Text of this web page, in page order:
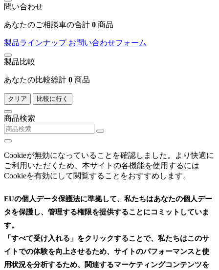
問い合わせ
あなたのご相談車の合計 0 商品
製品ラインナップ お問い合わせフォーム
製品比較
あなたの比較総計 0 商品
クリア 比較に行く
商品検索
Cookieが無効になっていることを確認しました。より快適に
ご利用いただくため、本サイトの各機能を使用するには
Cookieを有効にして閲覧することをおすすめします。
EUの個人データ保護法に準拠して、私たちはあなたの個人デー
タを保護し、管理する権限を提供することにコミットしていま
す。
「すべて受け入れる」をクリックすることで、私たちはこのサ
イトでの体験を向上させるため、サイトのパフォーマンスと使
用状況を分析するため、関連するマーケティングコンテンツを